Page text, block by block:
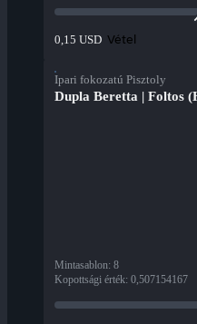
0,15 USD Vétel
Ipari fokozatú Pisztoly
Dupla Beretta | Foltos
Mintasablon: 8
Kopottsági érték: 0,507154167